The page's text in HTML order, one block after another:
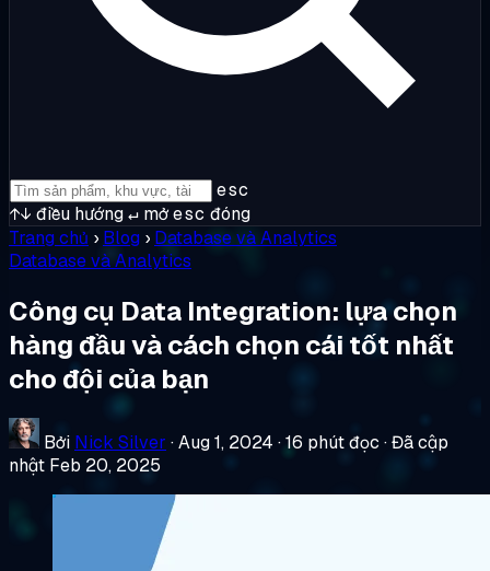
esc
↑↓ điều hướng↵ mởesc đóng
Trang chủ › Blog › Database và Analytics
Database và Analytics
Công cụ Data Integration: lựa chọn
hàng đầu và cách chọn cái tốt nhất
cho đội của bạn
Bởi Nick Silver ·Aug 1, 2024 ·16 phút đọc ·Đã cập
nhật Feb 20, 2025